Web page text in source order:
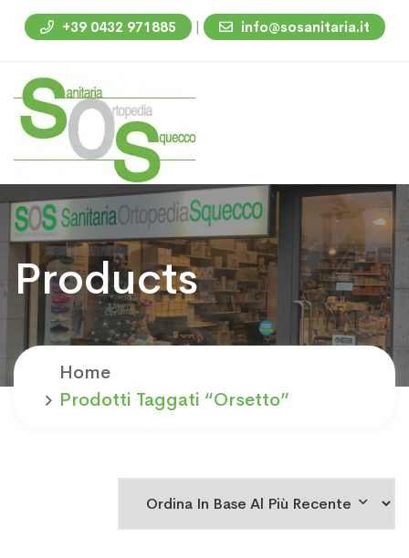
+39 0432 971885 | info@sosanitaria.it
Products
Home
Prodotti Taggati “orsetto”